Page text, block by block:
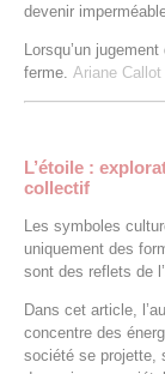
devenir
Lorsqu’un
ferme. Ariane Callot
L’étoile :
collectif
Les symboles
uniquement des
sont des reflets de
Dans cet article,
concentre des
société se projette,